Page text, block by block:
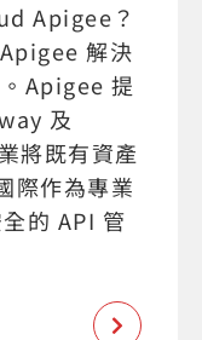
Apigee？
解決
Apigee 提
及
將既有資產
際作為專業
的 API 管